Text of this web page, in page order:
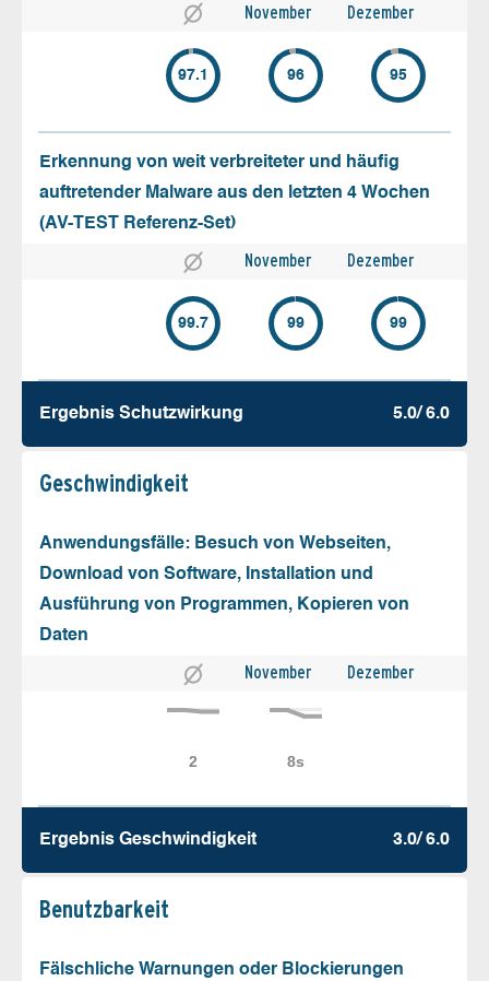
November Dezember
97.1 96 95
Erkennung von weit verbreiteter und häufig
auftretender Malware aus den letzten 4 Wochen
(AV-TEST Referenz-Set)
November Dezember
99.7 99 99
Ergebnis Schutz­wirkung 5.0/ 6.0
Geschw­indigkeit
Anwendungsfälle: Besuch von Webseiten,
Download von Software, Installation und
Ausführung von Programmen, Kopieren von
Daten
November Dezember
Ergebnis Geschw­indigkeit 3.0/ 6.0
Benutz­barkeit
Fälschliche Warnungen oder Blockierungen